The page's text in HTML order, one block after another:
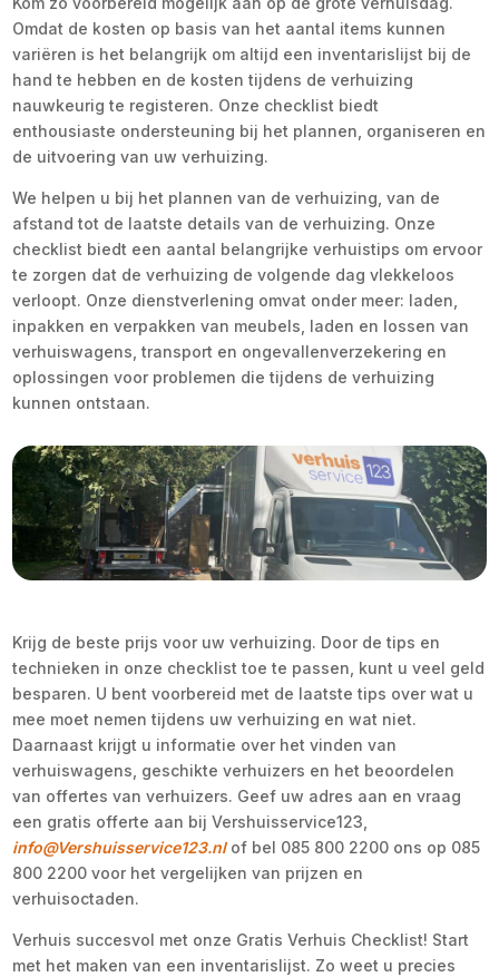
Omdat de kosten op basis van het aantal items kunnen
variëren is het belangrijk om altijd een inventarislijst bij de
hand te hebben en de kosten tijdens de verhuizing
nauwkeurig te registeren. Onze checklist biedt
enthousiaste ondersteuning bij het plannen, organiseren en
de uitvoering van uw verhuizing.
We helpen u bij het plannen van de verhuizing, van de
afstand tot de laatste details van de verhuizing. Onze
checklist biedt een aantal belangrijke verhuistips om ervoor
te zorgen dat de verhuizing de volgende dag vlekkeloos
verloopt. Onze dienstverlening omvat onder meer: laden,
inpakken en verpakken van meubels, laden en lossen van
verhuiswagens, transport en ongevallenverzekering en
oplossingen voor problemen die tijdens de verhuizing
kunnen ontstaan.
Krijg de beste prijs voor uw verhuizing. Door de tips en
technieken in onze checklist toe te passen, kunt u veel geld
besparen. U bent voorbereid met de laatste tips over wat u
mee moet nemen tijdens uw verhuizing en wat niet.
Daarnaast krijgt u informatie over het vinden van
verhuiswagens, geschikte verhuizers en het beoordelen
van offertes van verhuizers. Geef uw adres aan en vraag
een gratis offerte aan bij Vershuisservice123,
info@Vershuisservice123.nlof bel 085 800 2200 ons op 085
800 2200 voor het vergelijken van prijzen en
verhuisoctaden.
Verhuis succesvol met onze Gratis Verhuis Checklist! Start
met het maken van een inventarislijst. Zo weet u precies